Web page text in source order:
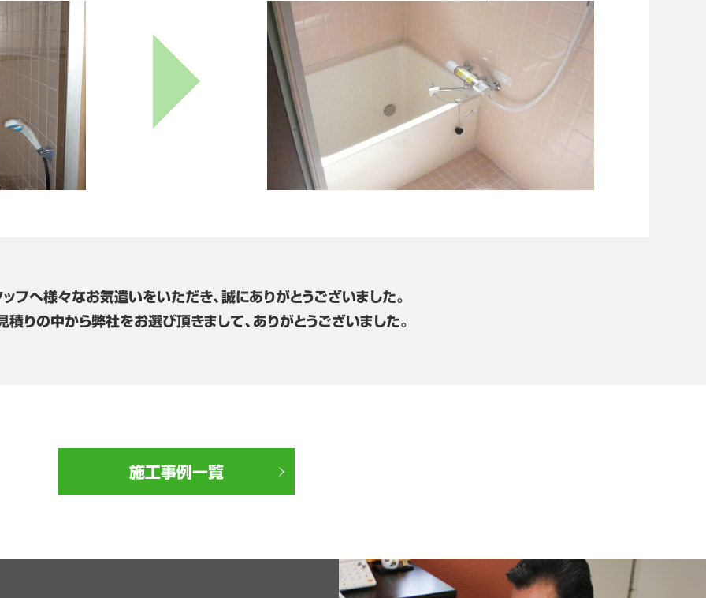
フへ様々なお気遣いをいただき、誠にありがとうございました。
積りの中から弊社をお選び頂きまして、ありがとうございました。
施工事例一覧